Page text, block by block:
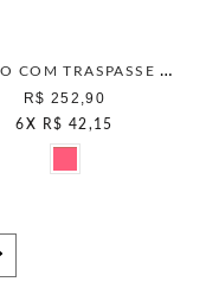
BLUSAO COM TRASPASSE FRENTE ROSA FROST
R$ 252,90
6 X R$ 42,15